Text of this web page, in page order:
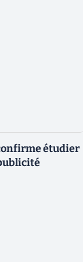
étudier